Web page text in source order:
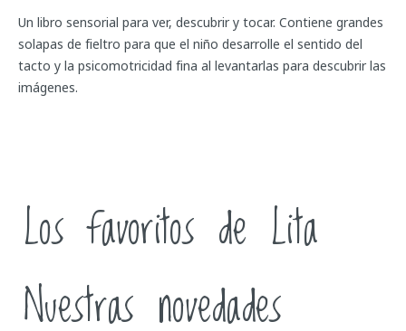
Un libro sensorial para ver, descubrir y tocar. Contiene grandes
solapas de fieltro para que el niño desarrolle el sentido del
tacto y la psicomotricidad fina al levantarlas para descubrir las
imágenes.
Los favoritos de Lita
Nuestras novedades